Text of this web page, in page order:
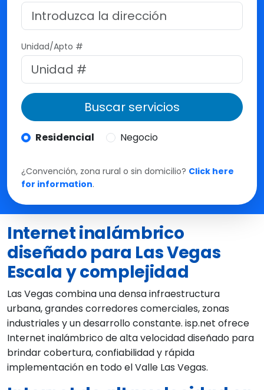
Unidad/Apto #
Buscar servicios
Residencial Negocio
¿Convención, zona rural o sin domicilio? Click here
for information.
Internet inalámbrico
diseñado para Las Vegas
Escala y complejidad
Las Vegas combina una densa infraestructura
urbana, grandes corredores comerciales, zonas
industriales y un desarrollo constante. isp.net ofrece
Internet inalámbrico de alta velocidad diseñado para
brindar cobertura, confiabilidad y rápida
implementación en todo el Valle Las Vegas.